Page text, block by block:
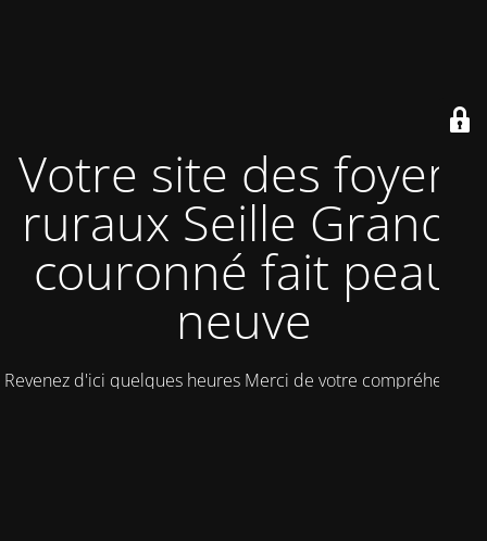
Votre site des foyers
ruraux Seille Grand-
couronné fait peau
neuve
Revenez d'ici quelques heures Merci de votre compréhension